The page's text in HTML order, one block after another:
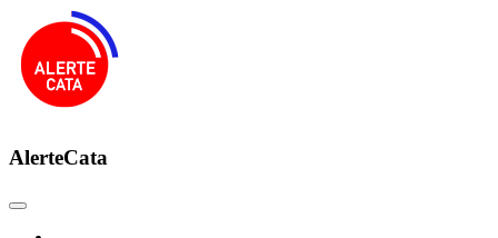
AlerteCata